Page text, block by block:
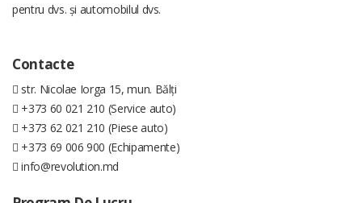
pentru dvs. și automobilul dvs.
Contacte
str. Nicolae Iorga 15, mun. Bălți
+373 60 021 210 (Service auto)
+373 62 021 210 (Piese auto)
+373 69 006 900 (Echipamente)
info@revolution.md